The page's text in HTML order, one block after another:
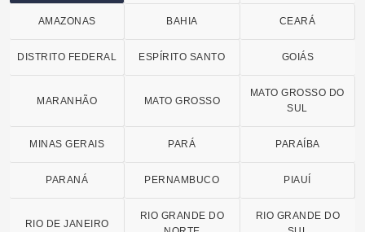
AMAZONAS BAHIA CEARÁ
DISTRITO FEDERAL ESPÍRITO SANTO GOIÁS
MARANHÃO MATO GROSSO
MATO GROSSO DO
SUL
MINAS GERAIS PARÁ PARAÍBA
PARANÁ PERNAMBUCO PIAUÍ
RIO DE JANEIRO
RIO GRANDE DO
RIO GRANDE DO